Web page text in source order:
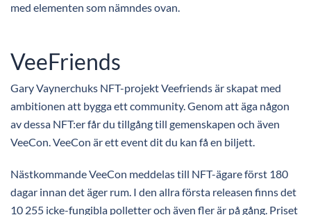
med elementen som nämndes ovan.
VeeFriends
Gary Vaynerchuks NFT-projekt Veefriends är skapat med
ambitionen att bygga ett community. Genom att äga någon
av dessa NFT:er får du tillgång till gemenskapen och även
VeeCon. VeeCon är ett event dit du kan få en biljett.
Nästkommande VeeCon meddelas till NFT-ägare först 180
dagar innan det äger rum. I den allra första releasen finns det
10 255 icke-fungibla polletter och även fler är på gång. Priset